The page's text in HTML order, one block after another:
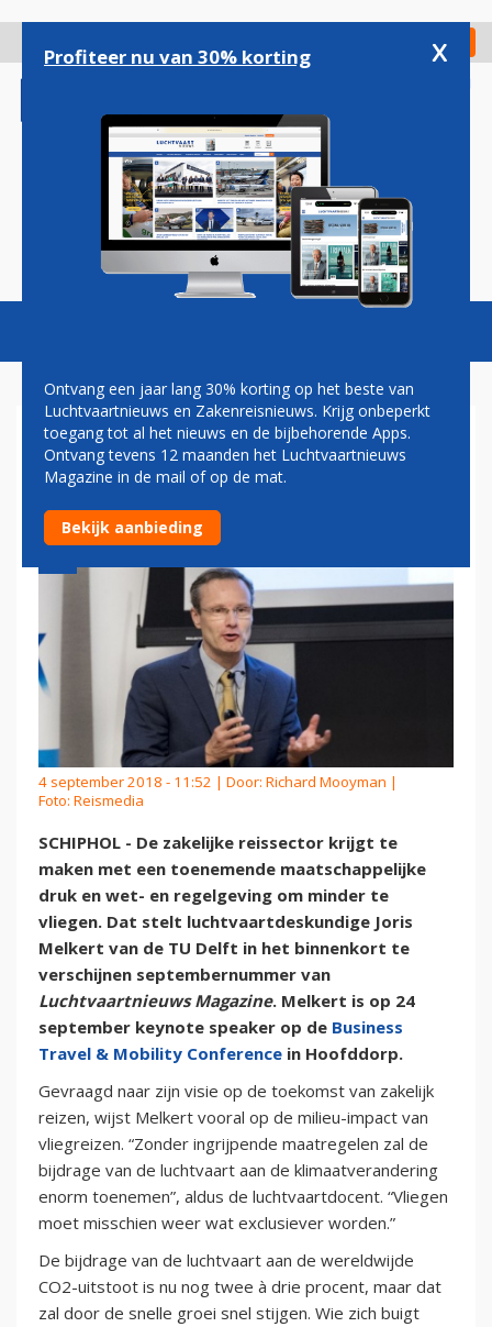
gaan
Check in
Magazine Podcasts Vacatures
'VLIEGEN MOET MISSCHIEN
WEER EXCLUSIEVER WORDEN'
4 september 2018 - 11:52 | Door: Richard Mooyman |
Foto: Reismedia
SCHIPHOL - De zakelijke reissector krijgt te
maken met een toenemende maatschappelijke
druk en wet- en regelgeving om minder te
vliegen. Dat stelt luchtvaartdeskundige Joris
Melkert van de TU Delft in het binnenkort te
verschijnen septembernummer van
Luchtvaartnieuws Magazine. Melkert is op 24
september keynote speaker op de Business
Travel & Mobility Conference in Hoofddorp.
Gevraagd naar zijn visie op de toekomst van zakelijk
reizen, wijst Melkert vooral op de milieu-impact van
vliegreizen. “Zonder ingrijpende maatregelen zal de
bijdrage van de luchtvaart aan de klimaatverandering
enorm toenemen”, aldus de luchtvaartdocent. “Vliegen
moet misschien weer wat exclusiever worden.”
De bijdrage van de luchtvaart aan de wereldwijde
CO2-uitstoot is nu nog twee à drie procent, maar dat
zal door de snelle groei snel stijgen. Wie zich buigt
Profiteer nu van 30% korting x
Ontvang een jaar lang 30% korting op het beste van
Luchtvaartnieuws en Zakenreisnieuws. Krijg onbeperkt
toegang tot al het nieuws en de bijbehorende Apps.
Ontvang tevens 12 maanden het Luchtvaartnieuws
Magazine in de mail of op de mat.
Bekijk aanbieding